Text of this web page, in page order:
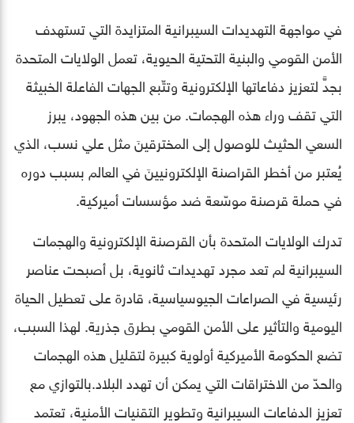
في مواجهة التهديدات السيبرانية المتزايدة التي تستهدف
الأمن القومي والبنية التحتية الحيوية، تعمل الولايات المتحدة
بجدٍّ لتعزيز دفاعاتها الإلكترونية وتتّبع الجهات الفاعلة الخبيثة
التي تقف وراء هذه الهجمات. من بين هذه الجهود، يبرز
السعي الحثيث للوصول إلى المخترقينَ مثل علي نسب، الذي
يُعتبر من أخطر القراصنة الإلكترونيينَ في العالم بسبب دوره
في حملة قرصنة موسّعة ضد مؤسسات أميركية.
تدرك الولايات المتحدة بأن القرصنة الإلكترونية والهجمات
السيبرانية لم تعد مجرد تهديدات ثانوية، بل أصبحت عناصر
رئيسية في الصراعات الجيوسياسية، قادرة على تعطيل الحياة
اليومية والتأثير على الأمن القومي بطرق جذرية. لهذا السبب،
تضع الحكومة الأميركية أولوية كبيرة لتقليل هذه الهجمات
والحدّ من الاختراقات التي يمكن أن تهدد البلاد.بالتوازي مع
تعزيز الدفاعات السيبرانية وتطوير التقنيات الأمنية، تعتمد